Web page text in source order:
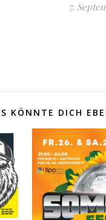
7.
KÖNNTE DICH